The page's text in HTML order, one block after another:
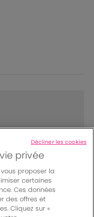
privée
proposer la
certaines
Ces données
des offres et
Cliquez sur «
Décliner les cookies